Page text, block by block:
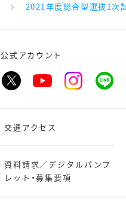
2021年度総合型選抜1次
公式アカウント
交通アクセス
資料請求／デジタルパンフ
レット・募集要項